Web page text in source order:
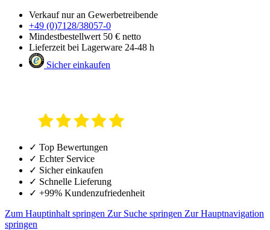
Verkauf nur an Gewerbetreibende
+49 (0)7128/38057-0
Mindestbestellwert 50 € netto
Lieferzeit bei Lagerware 24-48 h
Sicher einkaufen
✓ Top Bewertungen
✓ Echter Service
✓ Sicher einkaufen
✓ Schnelle Lieferung
✓ +99% Kundenzufriedenheit
Zum Hauptinhalt springen Zur Suche springen Zur Hauptnavigation
springen